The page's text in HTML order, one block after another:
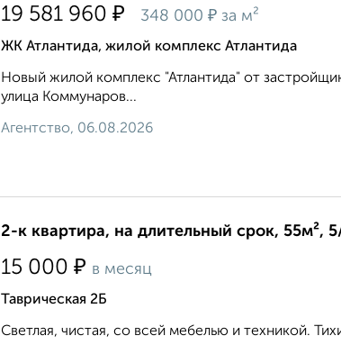
19 581 960 ₽ 348 000 ₽ за м²
ЖК Атлантида, жилой комплекс Атлантида
Новый жилой комплекс "Атлантида" от
улица Коммунаров...
Агентство, 06.08.2026
2-к квартира, на длительный срок, 55м²,
15 000 ₽ в месяц
Таврическая 2Б
Светлая, чистая, со всей мебелью и техникой.